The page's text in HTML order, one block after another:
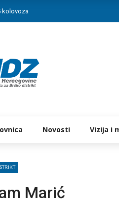
kolovoza
Novosti Vizija i
Marić